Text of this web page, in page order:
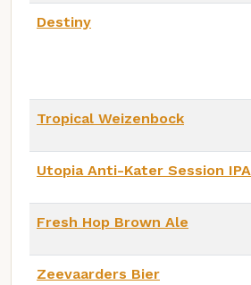
Destiny
Tropical Weizenbock
Utopia Anti-Kater Session IPA
Fresh Hop Brown Ale
Zeevaarders Bier